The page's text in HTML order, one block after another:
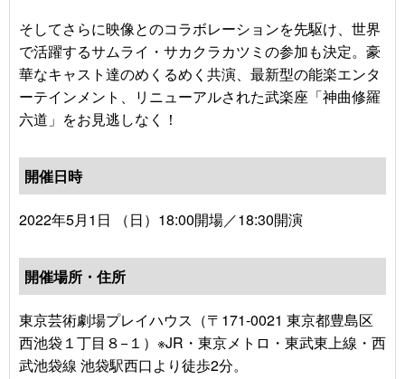
そしてさらに映像とのコラボレーションを先駆け、世界
で活躍するサムライ・サカクラカツミの参加も決定。豪
華なキャスト達のめくるめく共演、最新型の能楽エンタ
ーテインメント、リニューアルされた武楽座「神曲修羅
六道」をお見逃しなく！
開催日時
2022年5月1日 （日）18:00開場／18:30開演
開催場所・住所
東京芸術劇場プレイハウス（〒171-0021 東京都豊島区
西池袋１丁目８−１）※JR・東京メトロ・東武東上線・西
武池袋線 池袋駅西口より徒歩2分。